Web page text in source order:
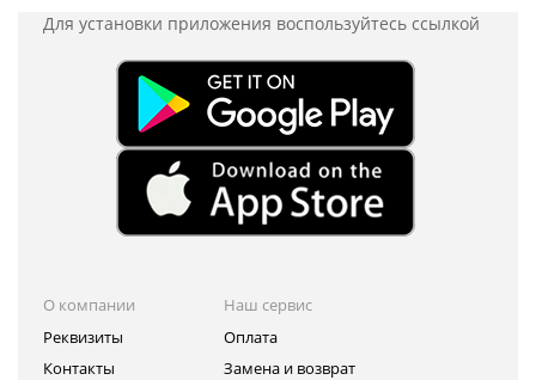
Для установки приложения воспользуйтесь ссылкой
О компании
Реквизиты
Контакты
Наш сервис
Оплата
Замена и возврат